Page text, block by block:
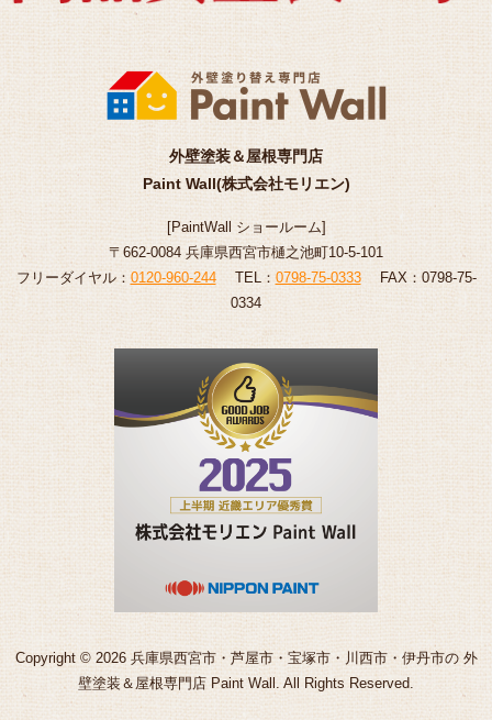
外壁塗装＆屋根専門店
Paint Wall(株式会社モリエン)
[PaintWall ショールーム]
〒662-0084 兵庫県西宮市樋之池町10-5-101
フリーダイヤル： 0120-960-244TEL： 0798-75-0333FAX：0798-75-
0334
Copyright © 2026 兵庫県西宮市・芦屋市・宝塚市・川西市・伊丹市の 外
壁塗装＆屋根専門店 Paint Wall. All Rights Reserved.